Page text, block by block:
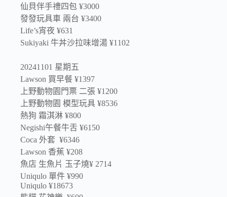
仙貝伴手禮四包 ¥3000
發發玩具車 兩台 ¥3400
Life’s宵夜 ¥631
Sukiyaki 牛丼沙拉味增湯 ¥1102
20241101 星期五
Lawson 買早餐 ¥1397
上野動物園門票 二張 ¥1200
上野動物園 模型玩具 ¥8536
熱狗 霜淇淋 ¥800
Negishi午餐牛舌 ¥6150
Coca 外套 ¥6346
Lawson 香蕉 ¥208
魚店 生魚片 玉子燒¥ 2714
Uniqulo 單件 ¥990
Uniqulo ¥18673